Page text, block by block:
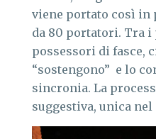
viene portato così in
da 80 portatori. Tra
possessori di fasce,
“sostengono” e lo
sincronia. La
suggestiva, unica nel